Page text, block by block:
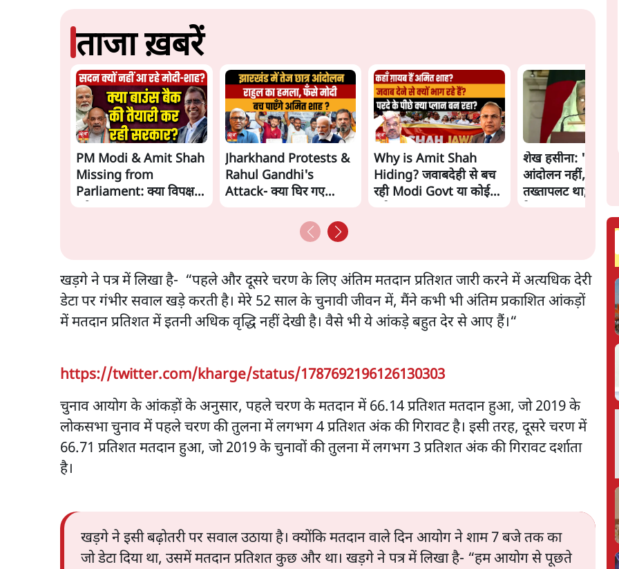
ताजा ख़बरें
PM Modi & Amit Shah
Missing from
Parliament: क्या विपक्ष से
Jharkhand Protests &
Rahul Gandhi's
Attack- क्या घिर गए
Ashutosh Ki Baat
Why is Amit Shah
Hiding? जवाबदेही से बच
रही Modi Govt या कोई
शेख हसीना: '2024 में
आंदोलन नहीं,
तख्तापलट था; मैं अपने
खड़गे ने पत्र में लिखा है- “पहले और दूसरे चरण के लिए अंतिम मतदान प्रतिशत जारी करने में अत्यधिक देरी
डेटा पर गंभीर सवाल खड़े करती है। मेरे 52 साल के चुनावी जीवन में, मैंने कभी भी अंतिम प्रकाशित आंकड़ों
में मतदान प्रतिशत में इतनी अधिक वृद्धि नहीं देखी है। वैसे भी ये आंकड़े बहुत देर से आए हैं।“
https://twitter.com/kharge/status/1787692196126130303
चुनाव आयोग के आंकड़ों के अनुसार, पहले चरण के मतदान में 66.14 प्रतिशत मतदान हुआ, जो 2019 के
लोकसभा चुनाव में पहले चरण की तुलना में लगभग 4 प्रतिशत अंक की गिरावट है। इसी तरह, दूसरे चरण में
66.71 प्रतिशत मतदान हुआ, जो 2019 के चुनावों की तुलना में लगभग 3 प्रतिशत अंक की गिरावट दर्शाता
है।
खड़गे ने इसी बढ़ोतरी पर सवाल उठाया है। क्योंकि मतदान वाले दिन आयोग ने शाम 7 बजे तक का
जो डेटा दिया था, उसमें मतदान प्रतिशत कुछ और था। खड़गे ने पत्र में लिखा है- “हम आयोग से पूछते